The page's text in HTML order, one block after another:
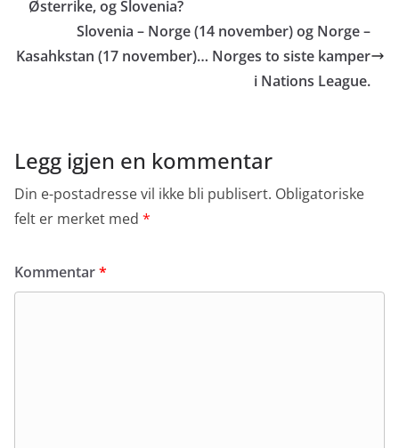
Østerrike, og Slovenia?
Slovenia – Norge (14 november) og Norge –
Kasahkstan (17 november)… Norges to siste kamper
i Nations League.
Legg igjen en kommentar
Din e-postadresse vil ikke bli publisert. Obligatoriske
felt er merket med *
Kommentar*